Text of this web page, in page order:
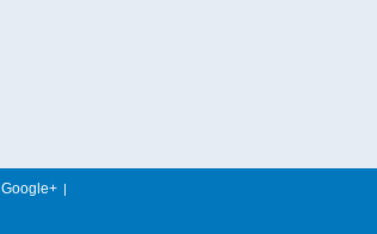
Google+ |